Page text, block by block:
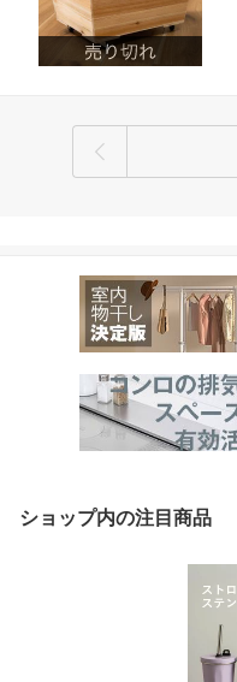
ショップ内の注目商品